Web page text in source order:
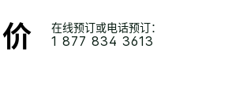
在线预订或电话预订：
1 877 834 3613